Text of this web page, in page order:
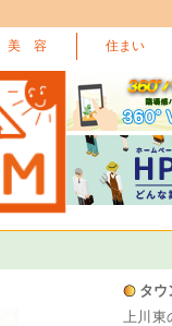
美 容 住まい
タウ
上川東